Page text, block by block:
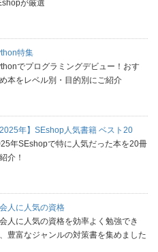
が厳選
特集
でプログラミングデビュー！おす
本をレベル別・目的別にご紹介
2025年】SEshop人気書籍 ベスト20
年SEshopで特に人気だった本を20冊
介！
人に人気の資格
人に人気の資格を効率よく勉強でき
豊富なジャンルの対策書を集めました